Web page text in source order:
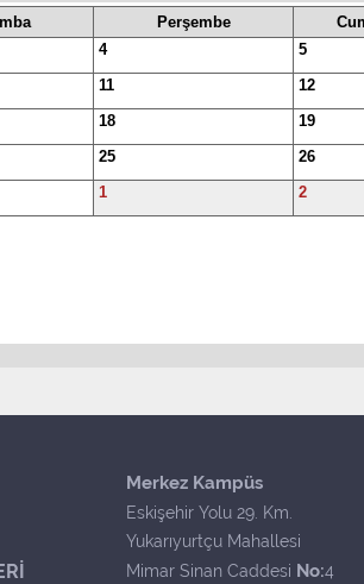
Perşembe
4 5
11 12
18 19
25 26
1 2
Merkez Kampüs
Eskişehir Yolu 29. Km.
Yukarıyurtçu Mahallesi
Mimar Sinan Caddesi No:4